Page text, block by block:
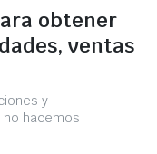
obtener
ventas
y
no hacemos